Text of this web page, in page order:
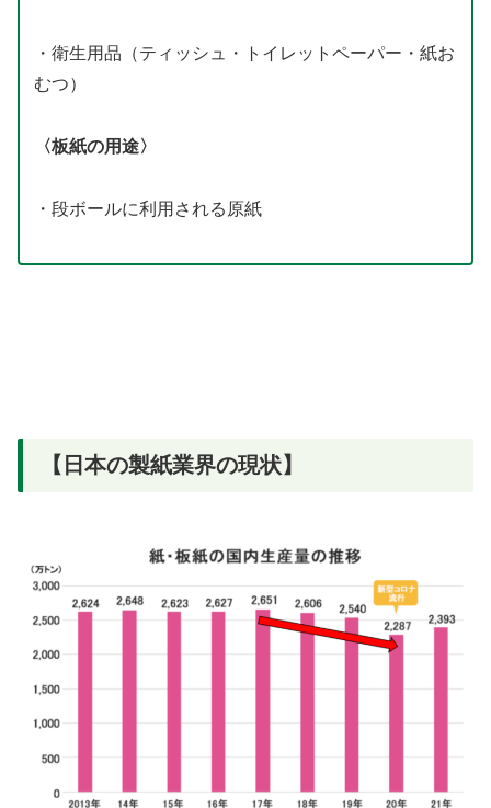
・衛生用品（ティッシュ・トイレットペーパー・紙お
むつ）
〈板紙の用途〉
・段ボールに利用される原紙
【日本の製紙業界の現状】